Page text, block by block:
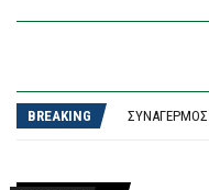
BREAKING